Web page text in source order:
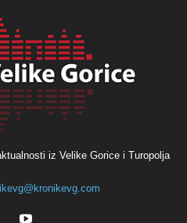
iz Velike Gorice i Turopolja